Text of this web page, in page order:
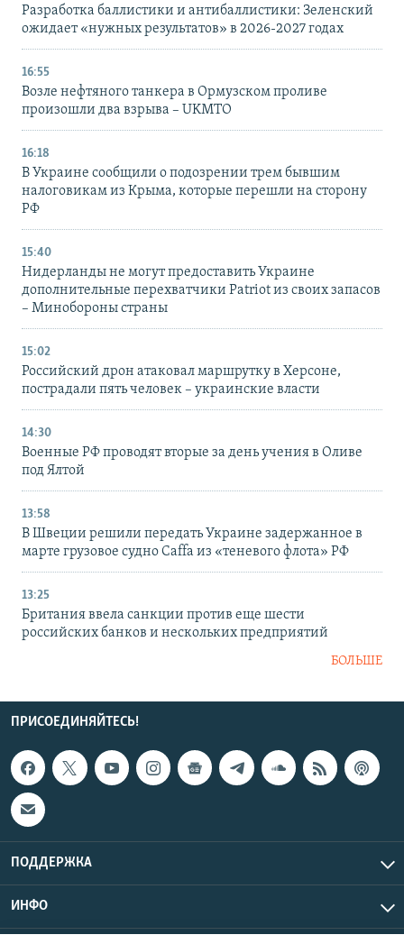
Разработка баллистики и антибаллистики: Зеленский
ожидает «нужных результатов» в 2026-2027 годах
16:55
Возле нефтяного танкера в Ормузском проливе
произошли два взрыва – UKMTO
16:18
В Украине сообщили о подозрении трем бывшим
налоговикам из Крыма, которые перешли на сторону
РФ
15:40
Нидерланды не могут предоставить Украине
дополнительные перехватчики Patriot из своих запасов
– Минобороны страны
15:02
Российский дрон атаковал маршрутку в Херсоне,
пострадали пять человек – украинские власти
14:30
Военные РФ проводят вторые за день учения в Оливе
под Ялтой
13:58
В Швеции решили передать Украине задержанное в
марте грузовое судно Caffa из «теневого флота» РФ
13:25
Британия ввела санкции против еще шести
российских банков и нескольких предприятий
БОЛЬШЕ
ПРИСОЕДИНЯЙТЕСЬ!
ПОДДЕРЖКА
ИНФО